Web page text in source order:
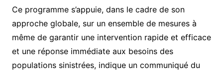
Ce programme s’appuie, dans le cadre de son
approche globale, sur un ensemble de mesures à
même de garantir une intervention rapide et efficace
et une réponse immédiate aux besoins des
populations sinistrées, indique un communiqué du